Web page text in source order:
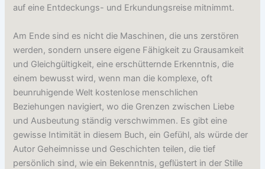
auf eine Entdeckungs- und Erkundungsreise mitnimmt.
Am Ende sind es nicht die Maschinen, die uns zerstören
werden, sondern unsere eigene Fähigkeit zu Grausamkeit
und Gleichgültigkeit, eine erschütternde Erkenntnis, die
einem bewusst wird, wenn man die komplexe, oft
beunruhigende Welt kostenlose menschlichen
Beziehungen navigiert, wo die Grenzen zwischen Liebe
und Ausbeutung ständig verschwimmen. Es gibt eine
gewisse Intimität in diesem Buch, ein Gefühl, als würde der
Autor Geheimnisse und Geschichten teilen, die tief
persönlich sind, wie ein Bekenntnis, geflüstert in der Stille